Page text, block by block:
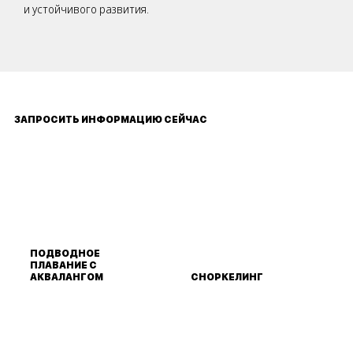
и устойчивого развития.
ЗАПРОСИТЬ ИНФОРМАЦИЮ СЕЙЧАС
ПОДВОДНОЕ
ПЛАВАНИЕ С
АКВАЛАНГОМ
СНОРКЕЛИНГ